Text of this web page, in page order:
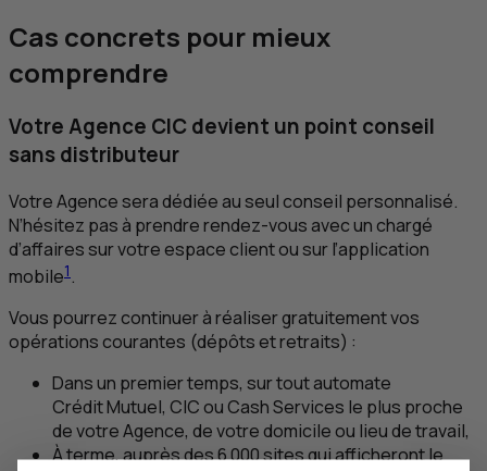
Cas concrets pour mieux
comprendre
Votre Agence CIC devient un point conseil
sans distributeur
Votre Agence sera dédiée au seul conseil personnalisé.
N’hésitez pas à prendre rendez-vous avec un chargé
d’affaires sur votre espace client ou sur l’application
mobile1.
Vous pourrez continuer à réaliser gratuitement vos
opérations courantes (dépôts et retraits) :
Dans un premier temps, sur tout automate
Crédit Mutuel, CICou Cash Services le plus proche
de votre Agence, de votre domicile ou lieu de travail,
À terme, auprès des 6 000 sites qui afficheront le